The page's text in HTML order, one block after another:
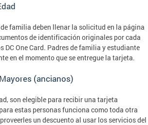
familia deben llenar la solicitud en la página
de identificación originales por cada
DC One Card. Padres de familia y estudiante
en el momento que se entregue la tarjeta.
(ancianos)
son elegible para recibir una tarjeta
estas personas funciona como toda otra
un descuento al usar los servicios del